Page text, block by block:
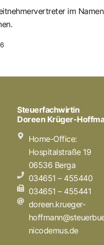
im
Steuerfachwirtin
Doreen Krüger-
Home-Office:
Hospitalstraße 19
06536 Berga
034651 – 455440
034651 – 455441
doreen.krueger-
nicodemus.de